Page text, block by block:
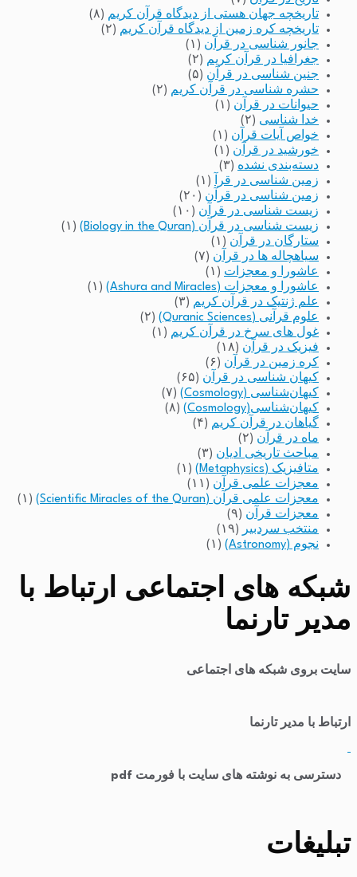
تاریخچه جهان هستی از دیدگاه قرآن کریم (۸)
تاریخچه کره زمین از دیدگاه قرآن کریم (۲)
جانور شناسی در قرآن (۱)
جغرافیا در قرآن کریم (۲)
جنین شناسی در قرآن (۵)
حشره شناسی در قرآن کریم (۲)
حیوانات در قرآن (۱)
خدا شناسی (۲)
خواص آیات قرآن (۱)
خورشید در قرآن (۱)
دسته‌بندی نشده (۳)
زمین شناسی در قرآ
(۱)
زمین شناسی در قرآن (۲۰)
زیست شناسی در قرآن (۱۰)
زیست شناسی در قرآن (Biology in the Quran)
(۱)
ستارگان در قرآن (۱)
سیاهچاله ها در قرآن (۷)
عاشورا و معجزات (۱)
عاشورا و معجزات (Ashura and Miracles)
(۱)
علم ژنتیک در قرآن کریم (۳)
علوم قرآنی (Quranic Sciences)
(۲)
غول های سرخ در قرآن کریم (۱)
فیزیک در قرآن (۱۸)
کره زمین در قرآن (۶)
کیهان شناسی در قرآن (۶۵)
کیهان‌شناسی (Cosmology)
(۷)
کیهان‌شناسی(Cosmology)
(۸)
گیاهان در قرآن کریم (۴)
ماه در قرآن (۲)
مباحث تاریخی ادیان (۳)
متافیزیک (Metaphysics)
(۱)
معجزات علمی قرآن (۱۱)
معجزات علمی قرآن (Scientific Miracles of the Quran)
(۱)
معجزات قرآن (۹)
منتخب سردبیر
(۱۹)
نجوم (Astronomy)
(۱)
شبکه های اجتماعی ارتباط با
مدیر تارنما
سایت بروی شبکه های اجتماعی
ارتباط با مدیر تارنما
دسترسی به نوشته های سایت با فورمت pdf
تبلیغات